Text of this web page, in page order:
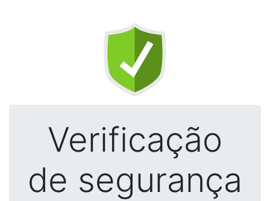
Verificação
de segurança